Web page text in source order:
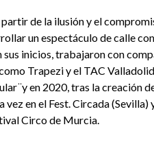
de la ilusión y el
un espectáculo de calle
inicios, trabajaron con
Trapezi y el TAC
y en 2020, tras la creación
en el Fest. Circada
Circo de Murcia.